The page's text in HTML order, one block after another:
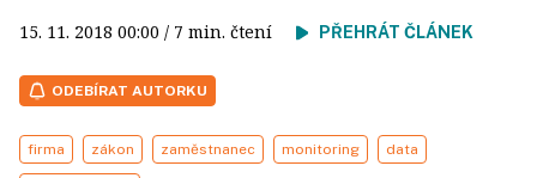
15. 11. 2018 00:00 / 7 min. čtení PŘEHRÁT ČLÁNEK
ODEBÍRAT AUTORKU
firma zákon zaměstnanec monitoring data